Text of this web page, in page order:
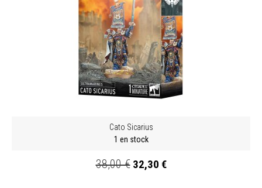
Cato Sicarius
1 en stock
38,00 € 32,30 €